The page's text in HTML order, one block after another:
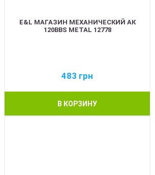
E&L МАГАЗИН МЕХАНИЧЕСКИЙ АК
120BBS METAL 12778
483 грн
В КОРЗИНУ